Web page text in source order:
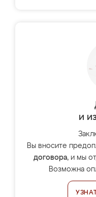
и
Вы вносите
договора, и мы
Возможна